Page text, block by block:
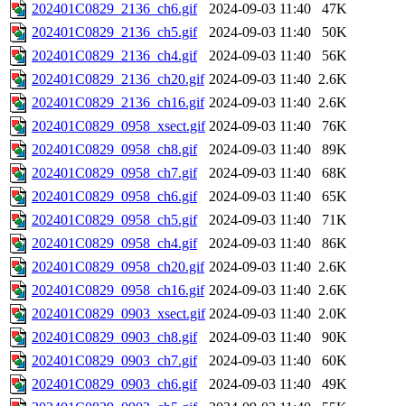
202401C0829_2136_ch6.gif
2024-09-03 11:40
47K
202401C0829_2136_ch5.gif
2024-09-03 11:40
50K
202401C0829_2136_ch4.gif
2024-09-03 11:40
56K
202401C0829_2136_ch20.gif 2024-09-03 11:40 2.6K
202401C0829_2136_ch16.gif 2024-09-03 11:40 2.6K
202401C0829_0958_xsect.gif 2024-09-03 11:40
76K
202401C0829_0958_ch8.gif
2024-09-03 11:40
89K
202401C0829_0958_ch7.gif
2024-09-03 11:40
68K
202401C0829_0958_ch6.gif
2024-09-03 11:40
65K
202401C0829_0958_ch5.gif
2024-09-03 11:40
71K
202401C0829_0958_ch4.gif
2024-09-03 11:40
86K
202401C0829_0958_ch20.gif 2024-09-03 11:40 2.6K
202401C0829_0958_ch16.gif 2024-09-03 11:40 2.6K
202401C0829_0903_xsect.gif 2024-09-03 11:40 2.0K
202401C0829_0903_ch8.gif
2024-09-03 11:40
90K
202401C0829_0903_ch7.gif
2024-09-03 11:40
60K
202401C0829_0903_ch6.gif
2024-09-03 11:40
49K